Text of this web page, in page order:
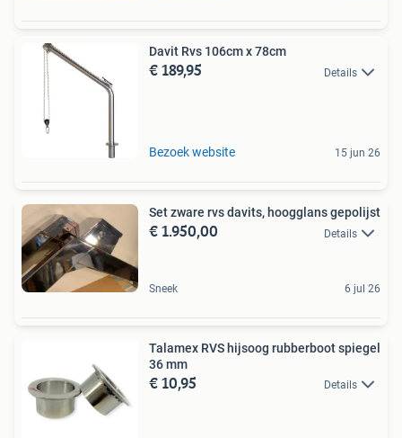
Davit Rvs 106cm x 78cm
€ 189,95 Details
Bezoek website 15 jun 26
Set zware rvs davits, hoogglans gepolijst
€ 1.950,00 Details
Sneek 6 jul 26
Talamex RVS hijsoog rubberboot spiegel
36 mm
€ 10,95 Details